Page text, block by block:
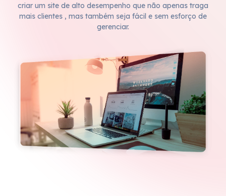
criar um site de alto desempenho que não apenas traga
mais clientes , mas também seja fácil e sem esforço de
gerenciar.